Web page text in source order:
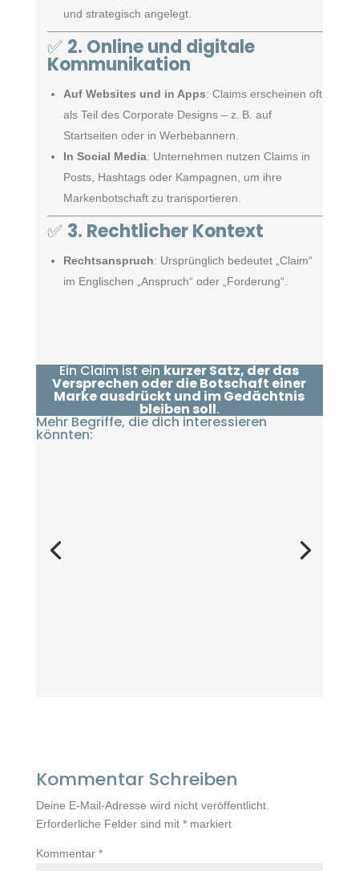
und strategisch angelegt.
✅ 2. Online und digitale
Kommunikation
Auf Websites und in Apps: Claims erscheinen oft
als Teil des Corporate Designs – z. B. auf
Startseiten oder in Werbebannern.
In Social Media: Unternehmen nutzen Claims in
Posts, Hashtags oder Kampagnen, um ihre
Markenbotschaft zu transportieren.
✅ 3. Rechtlicher Kontext
Rechtsanspruch: Ursprünglich bedeutet „Claim“
im Englischen „Anspruch“ oder „Forderung“.
Ein Claim ist einkurzer Satz, der das
Versprechen oder die Botschaft einer
Marke ausdrückt und im Gedächtnis
bleiben soll.
Mehr Begriffe, die dich interessieren
könnten:
Kommentar Schreiben
Deine E-Mail-Adresse wird nicht veröffentlicht.
Erforderliche Felder sind mit *markiert
Kommentar *